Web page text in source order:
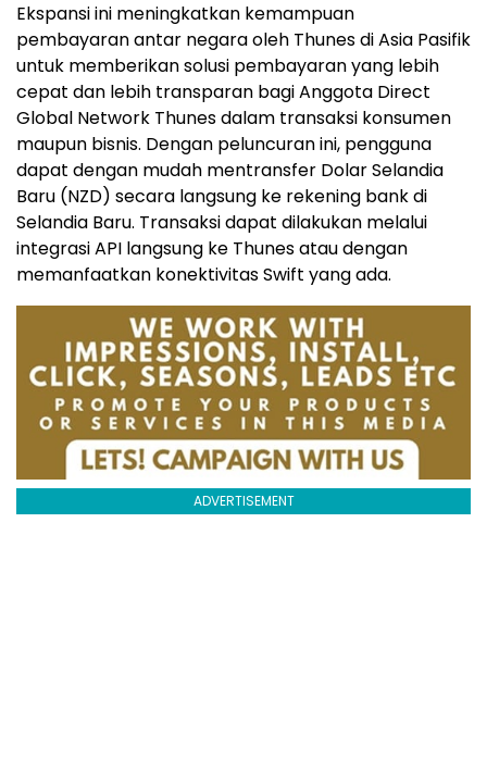
Ekspansi ini meningkatkan kemampuan
pembayaran antar negara oleh Thunes di Asia Pasifik
untuk memberikan solusi pembayaran yang lebih
cepat dan lebih transparan bagi Anggota Direct
Global Network Thunes dalam transaksi konsumen
maupun bisnis. Dengan peluncuran ini, pengguna
dapat dengan mudah mentransfer Dolar Selandia
Baru (NZD) secara langsung ke rekening bank di
Selandia Baru. Transaksi dapat dilakukan melalui
integrasi API langsung ke Thunes atau dengan
memanfaatkan konektivitas Swift yang ada.
ADVERTISEMENT